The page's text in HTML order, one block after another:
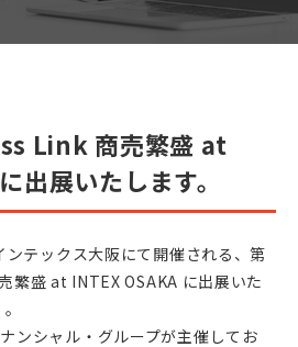
Link 商売繁盛 at
出展いたします。
テックス大阪にて開催される、第
盛 at INTEX OSAKA に出展いた
ンシャル・グループが主催してお